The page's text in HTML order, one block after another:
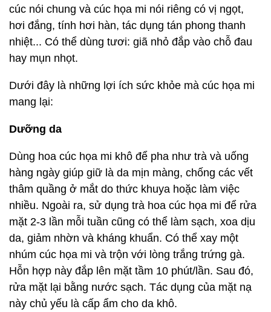
cúc nói chung và cúc họa mi nói riêng có vị ngọt,
hơi đắng, tính hơi hàn, tác dụng tán phong thanh
nhiệt... Có thể dùng tươi: giã nhỏ đắp vào chỗ đau
hay mụn nhọt.
Dưới đây là những lợi ích sức khỏe mà cúc họa mi
mang lại:
Dưỡng da
Dùng hoa cúc họa mi khô để pha như trà và uống
hàng ngày giúp giữ là da mịn màng, chống các vết
thâm quầng ở mắt do thức khuya hoặc làm việc
nhiều. Ngoài ra, sử dụng trà hoa cúc họa mi để rửa
mặt 2-3 lần mỗi tuần cũng có thể làm sạch, xoa dịu
da, giảm nhờn và kháng khuẩn. Có thể xay một
nhúm cúc họa mi và trộn với lòng trắng trứng gà.
Hỗn hợp này đắp lên mặt tầm 10 phút/lần. Sau đó,
rửa mặt lại bằng nước sạch. Tác dụng của mặt nạ
này chủ yếu là cấp ẩm cho da khô.